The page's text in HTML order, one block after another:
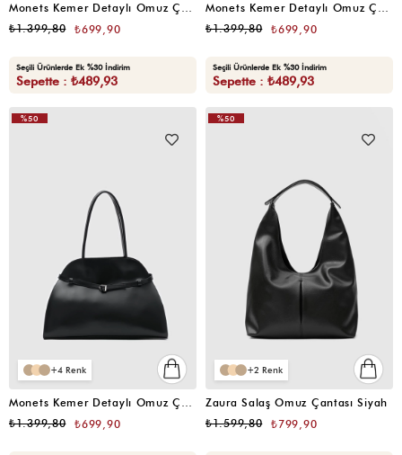
Monets Kemer Detaylı Omuz Çantası Bordo
₺699,90
₺1.399,80
Seçili Ürünlerde Ek %30 İndirim
Sepette : ₺489,93
Monets Kemer Detaylı Omuz Çantası Kahverengi
₺699,90
₺1.399,80
Seçili Ürünlerde Ek %30 İndirim
Sepette : ₺489,93
4
₺699,90
₺1.399,80
%50
2
Zaura Salaş Omuz Çantası Siyah
₺799,90
₺1.599,80
%50